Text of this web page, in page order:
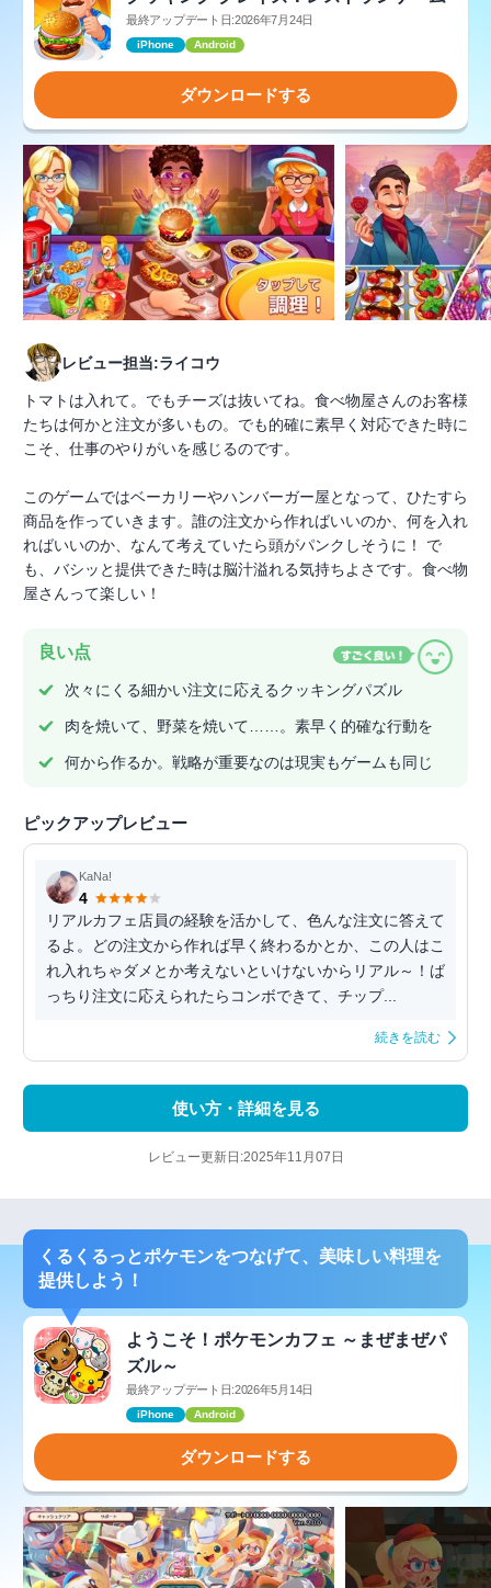
最終アップデート日:2026年7月24日
iPhone Android
ダウンロードする
レビュー担当:ライコウ
トマトは入れて。でもチーズは抜いてね。食べ物屋さんのお客様
たちは何かと注文が多いもの。でも的確に素早く対応できた時に
こそ、仕事のやりがいを感じるのです。
このゲームではベーカリーやハンバーガー屋となって、ひたすら
商品を作っていきます。誰の注文から作ればいいのか、何を入れ
ればいいのか、なんて考えていたら頭がパンクしそうに！ で
も、バシッと提供できた時は脳汁溢れる気持ちよさです。食べ物
屋さんって楽しい！
良い点
次々にくる細かい注文に応えるクッキングパズル
肉を焼いて、野菜を焼いて……。素早く的確な行動を
何から作るか。戦略が重要なのは現実もゲームも同じ
ピックアップレビュー
KaNa!
4
リアルカフェ店員の経験を活かして、色んな注文に答えて
るよ。どの注文から作れば早く終わるかとか、この人はこ
れ入れちゃダメとか考えないといけないからリアル～！ば
っちり注文に応えられたらコンボできて、チップ...
続きを読む
使い方・詳細を見る
レビュー更新日:2025年11月07日
くるくるっとポケモンをつなげて、美味しい料理を
提供しよう！
ようこそ！ポケモンカフェ ～まぜまぜパ
ズル～
最終アップデート日:2026年5月14日
iPhone Android
ダウンロードする